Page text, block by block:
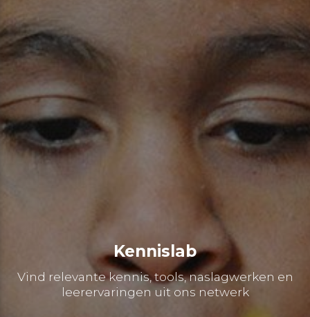
Kennislab
Vind relevante kennis, tools, naslagwerken en
leerervaringen uit ons netwerk